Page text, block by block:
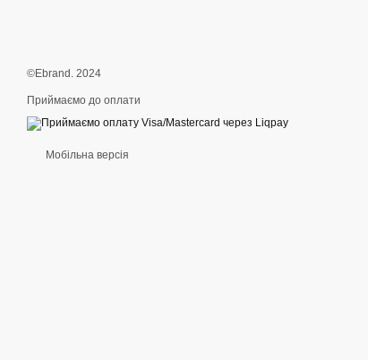
©Ebrand. 2024
Приймаємо до оплати
Мобільна версія